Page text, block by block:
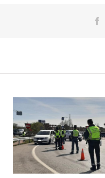
El PSOE propone
20 % la tasa de
las viviendas
hacerla más justa
familias